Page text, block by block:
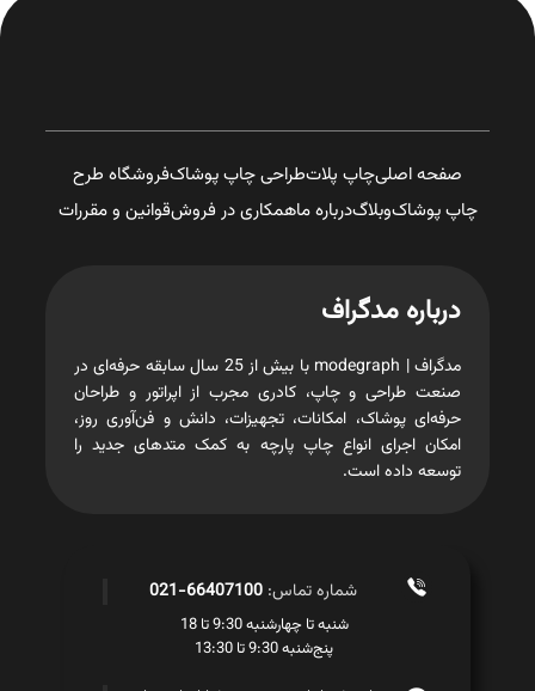
صفحه اصلیچاپ پلاتطراحی چاپ پوشاکفروشگاه طرح
چاپ پوشاکوبلاگدرباره ماهمکاری در فروشقوانین و مقررات
درباره مدگراف
مدگراف | modegraph با بیش از 25 سال سابقه حرفه‌ای در
صنعت طراحی و چاپ، کادری مجرب از اپراتور و طراحان
حرفه‌ای پوشاک، امکانات، تجهیزات، دانش و فن‌آوری روز،
امکان اجرای انواع چاپ پارچه به کمک متدهای جدید را
توسعه داده است.
شماره تماس:66407100-021
شنبه تا چهارشنبه 9:30 تا 18
پنج‌شنبه 9:30 تا 13:30